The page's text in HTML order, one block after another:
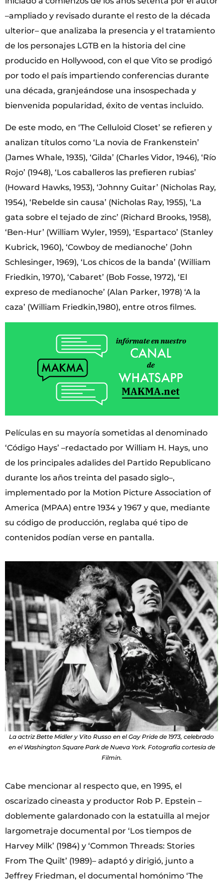
–ampliado y revisado durante el resto de la década
ulterior– que analizaba la presencia y el tratamiento
de los personajes LGTB en la historia del cine
producido en Hollywood, con el que Vito se prodigó
por todo el país impartiendo conferencias durante
una década, granjeándose una insospechada y
bienvenida popularidad, éxito de ventas incluido.
De este modo, en ‘The Celluloid Closet’ se refieren y
analizan títulos como ‘La novia de Frankenstein’
(James Whale, 1935), ‘Gilda’ (Charles Vidor, 1946), ‘Río
Rojo’ (1948), ‘Los caballeros las prefieren rubias’
(Howard Hawks, 1953), ‘Johnny Guitar’ (Nicholas Ray,
1954), ‘Rebelde sin causa’ (Nicholas Ray, 1955), ‘La
gata sobre el tejado de zinc’ (Richard Brooks, 1958),
‘Ben-Hur’ (William Wyler, 1959), ‘Espartaco’ (Stanley
Kubrick, 1960), ‘Cowboy de medianoche’ (John
Schlesinger, 1969), ‘Los chicos de la banda’ (William
Friedkin, 1970), ‘Cabaret’ (Bob Fosse, 1972), ‘El
expreso de medianoche’ (Alan Parker, 1978) ‘A la
caza’ (William Friedkin,1980), entre otros filmes.
Películas en su mayoría sometidas al denominado
‘Código Hays’ –redactado por William H. Hays, uno
de los principales adalides del Partido Republicano
durante los años treinta del pasado siglo–,
implementado por la Motion Picture Association of
America (MPAA) entre 1934 y 1967 y que, mediante
su código de producción, reglaba qué tipo de
contenidos podían verse en pantalla.
La actriz Bette Midler y Vito Russo en el Gay Pride de 1973, celebrado
en el Washington Square Park de Nueva York. Fotografía cortesía de
Filmin.
Cabe mencionar al respecto que, en 1995, el
oscarizado cineasta y productor Rob P. Epstein –
doblemente galardonado con la estatuilla al mejor
largometraje documental por ‘Los tiempos de
Harvey Milk’ (1984) y ‘Common Threads: Stories
From The Quilt’ (1989)– adaptó y dirigió, junto a
Jeffrey Friedman, el documental homónimo ‘The